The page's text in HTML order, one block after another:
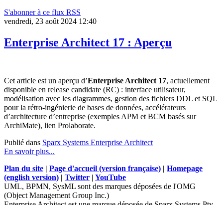
S'abonner à ce flux RSS
vendredi, 23 août 2024 12:40
Enterprise Architect 17 : Aperçu
Cet article est un aperçu d’Enterprise Architect 17, actuellement
disponible en release candidate (RC) : interface utilisateur,
modélisation avec les diagrammes, gestion des fichiers DDL et SQL
pour la rétro-ingénierie de bases de données, accélérateurs
d’architecture d’entreprise (exemples APM et BCM basés sur
ArchiMate), lien Prolaborate.
Publié dans Sparx Systems Enterprise Architect
En savoir plus...
Plan du site | Page d'accueil (version française) | Homepage
(english version) | Twitter | YouTube
UML, BPMN, SysML sont des marques déposées de l'OMG
(Object Management Group Inc.)